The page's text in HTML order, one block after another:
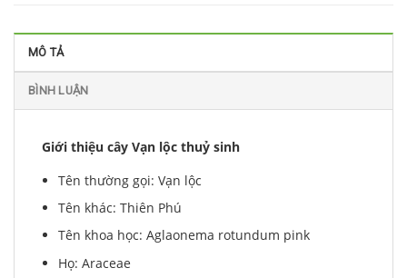
MÔ TẢ
BÌNH LUẬN
Giới thiệu cây Vạn lộc thuỷ sinh
Tên thường gọi: Vạn lộc
Tên khác: Thiên Phú
Tên khoa học: Aglaonema rotundum pink
Họ: Araceae